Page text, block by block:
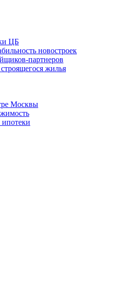
ЦБ
новостроек
партнеров
жилья
Москвы